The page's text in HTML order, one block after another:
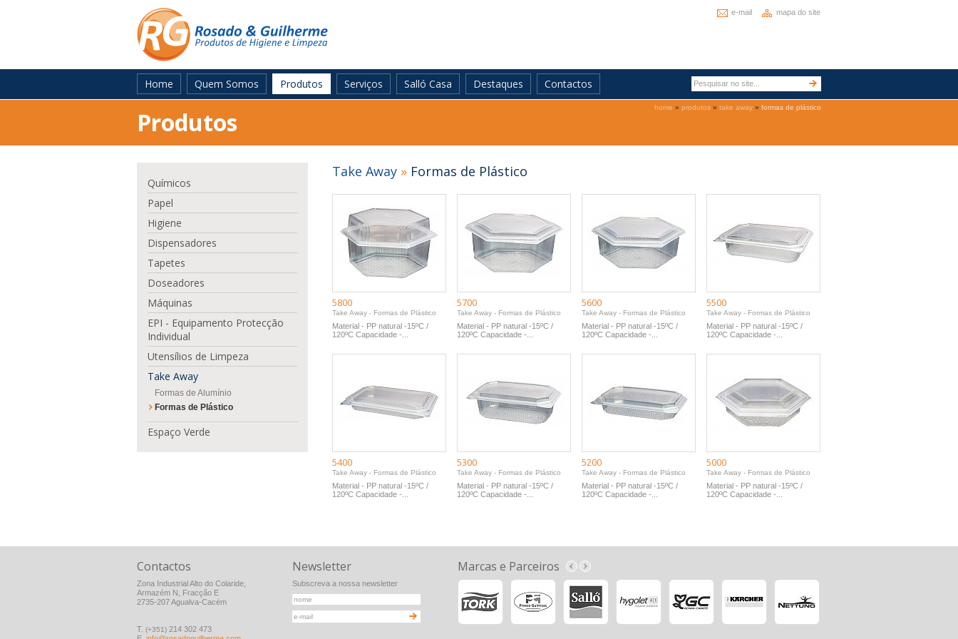
e-mail mapa do site
Home Quem Somos Produtos Serviços Salló Casa Destaques Contactos
home » produtos » take away » formas de plástico
Produtos
Químicos
Papel
Higiene
Dispensadores
Tapetes
Doseadores
Máquinas
EPI - Equipamento Protecção
Individual
Utensílios de Limpeza
Take Away
Formas de Alumínio
Formas de Plástico
Espaço Verde
Take Away » Formas de Plástico
5800
Take Away - Formas de Plástico
Material - PP natural -15ºC /
120ºC Capacidade -...
5700
Take Away - Formas de Plástico
Material - PP natural -15ºC /
120ºC Capacidade -...
5600
Take Away - Formas de Plástico
Material - PP natural -15ºC /
120ºC Capacidade -...
5500
Take Away - Formas de Plástico
Material - PP natural -15ºC /
120ºC Capacidade -...
5400
Take Away - Formas de Plástico
Material - PP natural -15ºC /
120ºC Capacidade -...
5300
Take Away - Formas de Plástico
Material - PP natural -15ºC /
120ºC Capacidade -...
5200
Take Away - Formas de Plástico
Material - PP natural -15ºC /
120ºC Capacidade -...
5000
Take Away - Formas de Plástico
Material - PP natural -15ºC /
120ºC Capacidade -...
Contactos
Zona Industrial Alto do Colaride,
Armazém N, Fracção E
2735-207 Agualva-Cacém
T. (+351) 214 302 473
Newsletter
Subscreva a nossa newsletter
Marcas e Parceiros